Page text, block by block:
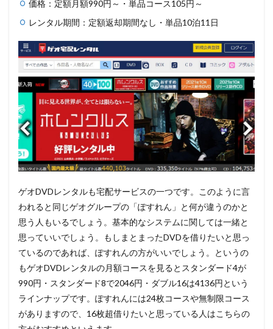
価格：定額月額990円～・単品コース105円～
レンタル期間：定額返却期間なし・単品10泊11日
ゲオDVDレンタルも宅配サービスの一つです。このように言
われると同じゲオグループの「ぽすれん」と何が違うのかと
思う人もいるでしょう。基本的なシステムに関しては一緒と
思っていいでしょう。もしまとまったDVDを借りたいと思っ
ているのであれば、ぽすれんの方がいいでしょう。というの
もゲオDVDレンタルの月額コースを見るとスタンダード4が
990円・スタンダード8で2046円・ダブル16は4136円という
ラインナップです。ぽすれんには24枚コースや無制限コース
がありますので、16枚超借りたいと思っている人はこちらの